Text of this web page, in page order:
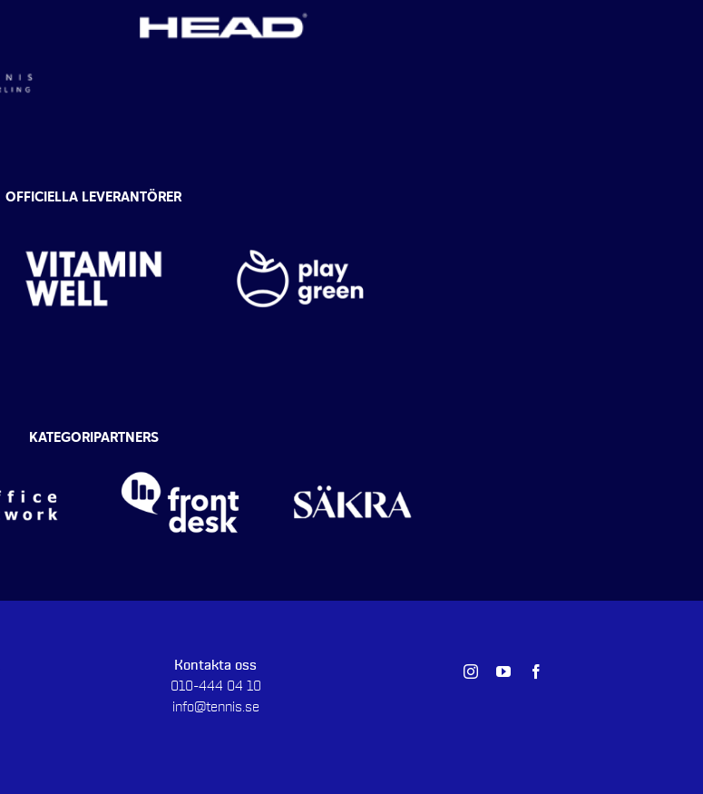
OFFICIELLA LEVERANTÖRER
KATEGORIPARTNERS
Kontakta oss
010-444 04 10
info@tennis.se